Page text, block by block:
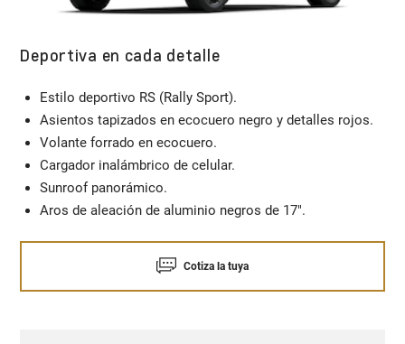
Deportiva en cada detalle
Estilo deportivo RS (Rally Sport).
Asientos tapizados en ecocuero negro y detalles rojos.
Volante forrado en ecocuero.
Cargador inalámbrico de celular.
Sunroof panorámico.
Aros de aleación de aluminio negros de 17".
Cotiza la tuya